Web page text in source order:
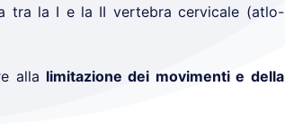
tra la I e la II vertebra cervicale (atlo-
alla limitazione dei movimenti e della